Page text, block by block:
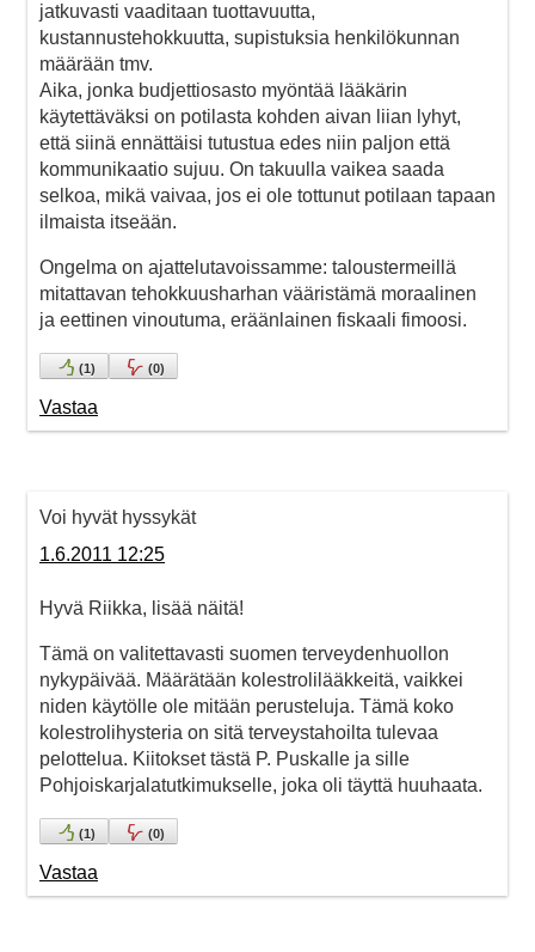
jatkuvasti vaaditaan tuottavuutta,
kustannustehokkuutta, supistuksia henkilökunnan
määrään tmv.
Aika, jonka budjettiosasto myöntää lääkärin
käytettäväksi on potilasta kohden aivan liian lyhyt,
että siinä ennättäisi tutustua edes niin paljon että
kommunikaatio sujuu. On takuulla vaikea saada
selkoa, mikä vaivaa, jos ei ole tottunut potilaan tapaan
ilmaista itseään.
Ongelma on ajattelutavoissamme: taloustermeillä
mitattavan tehokkuusharhan vääristämä moraalinen
ja eettinen vinoutuma, eräänlainen fiskaali fimoosi.
(1) (0)
Vastaa
Voi hyvät hyssykät
1.6.2011 12:25
Hyvä Riikka, lisää näitä!
Tämä on valitettavasti suomen terveydenhuollon
nykypäivää. Määrätään kolestrolilääkkeitä, vaikkei
niden käytölle ole mitään perusteluja. Tämä koko
kolestrolihysteria on sitä terveystahoilta tulevaa
pelottelua. Kiitokset tästä P. Puskalle ja sille
Pohjoiskarjalatutkimukselle, joka oli täyttä huuhaata.
(1) (0)
Vastaa